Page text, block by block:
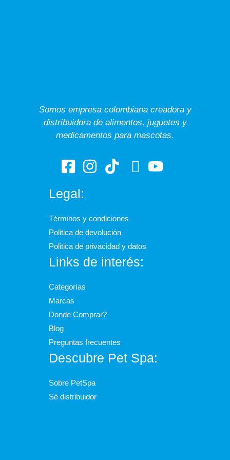
Somos empresa colombiana creadora y
distribuidora de alimentos, juguetes y
medicamentos para mascotas.
Legal:
Términos y condiciones
Politica de devolución
Politica de privacidad y datos
Links de interés:
Categorías
Marcas
Donde Comprar?
Blog
Preguntas frecuentes
Descubre Pet Spa:
Sobre PetSpa
Sé distribuidor